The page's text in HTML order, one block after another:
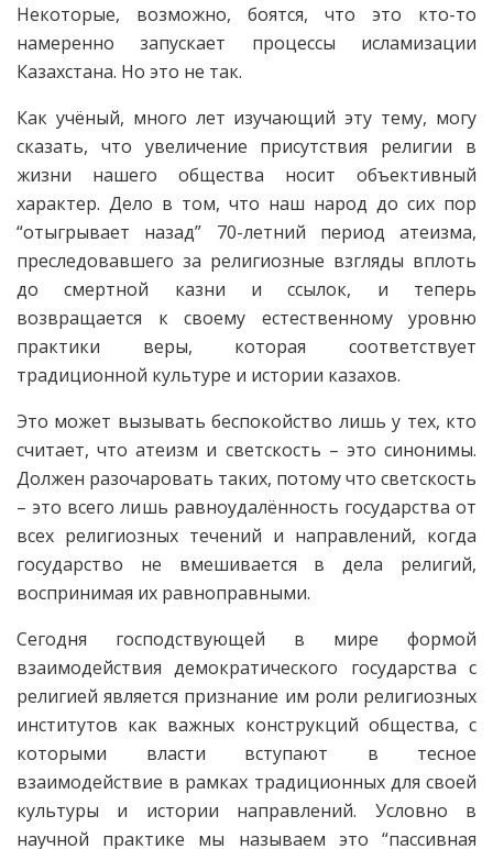
Некоторые, возможно, боятся, что это кто-то
намеренно запускает процессы исламизации
Казахстана. Но это не так.
Как учёный, много лет изучающий эту тему, могу
сказать, что увеличение присутствия религии в
жизни нашего общества носит объективный
характер. Дело в том, что наш народ до сих пор
“отыгрывает назад” 70-летний период атеизма,
преследовавшего за религиозные взгляды вплоть
до смертной казни и ссылок, и теперь
возвращается к своему естественному уровню
практики веры, которая соответствует
традиционной культуре и истории казахов.
Это может вызывать беспокойство лишь у тех, кто
считает, что атеизм и светскость – это синонимы.
Должен разочаровать таких, потому что светскость
– это всего лишь равноудалённость государства от
всех религиозных течений и направлений, когда
государство не вмешивается в дела религий,
воспринимая их равноправными.
Сегодня господствующей в мире формой
взаимодействия демократического государства с
религией является признание им роли религиозных
институтов как важных конструкций общества, с
которыми власти вступают в тесное
взаимодействие в рамках традиционных для своей
культуры и истории направлений. Условно в
научной практике мы называем это “пассивная